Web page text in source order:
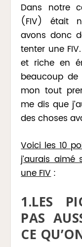
Dans notre
(FIV) était
avons donc
tenter une
et riche en
beaucoup de
mon tout
me dis que
des choses
Voici les 10
j’aurais
une FIV:
1.LES
PAS
CE